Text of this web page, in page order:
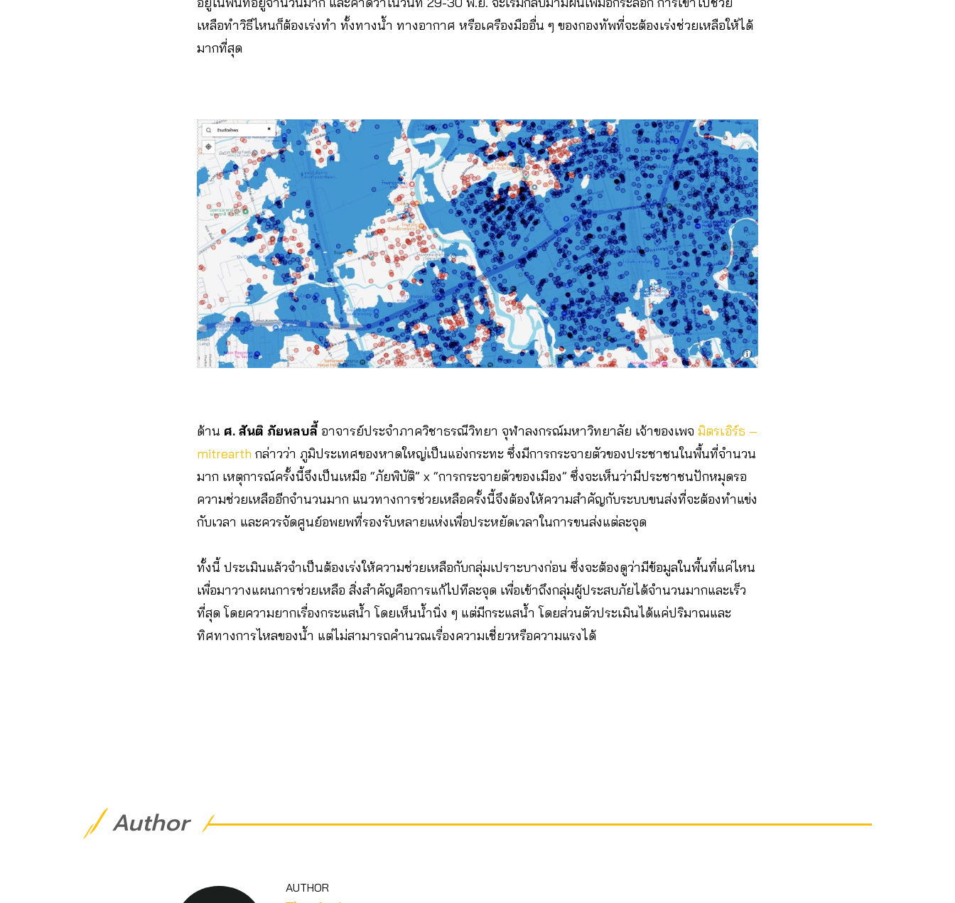
เหลือทำวิธีไหนก็ต้องเร่งทำ ทั้งทางน้ำ ทางอากาศ หรือเครืองมืออื่น ๆ ของกองทัพที่จะต้องเร่งช่วยเหลือให้ได้
มากที่สุด
ด้าน ศ. สันติ ภัยหลบลี้ อาจารย์ประจำภาควิชาธรณีวิทยา จุฬาลงกรณ์มหาวิทยาลัย เจ้าของเพจ มิตรเอิร์ธ –
mitrearth กล่าวว่า ภูมิประเทศของหาดใหญ่เป็นแอ่งกระทะ ซึ่งมีการกระจายตัวของประชาชนในพื้นที่จำนวน
มาก เหตุการณ์ครั้งนี้จึงเป็นเหมือ “ภัยพิบัติ” x “การกระจายตัวของเมือง” ซึ่งจะเห็นว่ามีประชาชนปักหมุดรอ
ความช่วยเหลืออีกจำนวนมาก แนวทางการช่วยเหลือครั้งนี้จึงต้องให้ความสำคัญกับระบบขนส่งที่จะต้องทำแข่ง
กับเวลา และควรจัดศูนย์อพยพที่รองรับหลายแห่งเพื่อประหยัดเวลาในการขนส่งแต่ละจุด
ทั้งนี้ ประเมินแล้วจำเป็นต้องเร่งให้ความช่วยเหลือกับกลุ่มเปราะบางก่อน ซึ่งจะต้องดูว่ามีข้อมูลในพื้นที่แค่ไหน
เพื่อมาวางแผนการช่วยเหลือ สิ่งสำคัญคือการแก้ไปทีละจุด เพื่อเข้าถึงกลุ่มผู้ประสบภัยได้จำนวนมากและเร็ว
ที่สุด โดยความยากเรื่องกระแสน้ำ โดยเห็นน้ำนิ่ง ๆ แต่มีกระแสน้ำ โดยส่วนตัวประเมินได้แค่ปริมาณและ
ทิศทางการไหลของน้ำ แต่ไม่สามารถคำนวณเรื่องความเชี่ยวหรือความแรงได้
Author
AUTHOR